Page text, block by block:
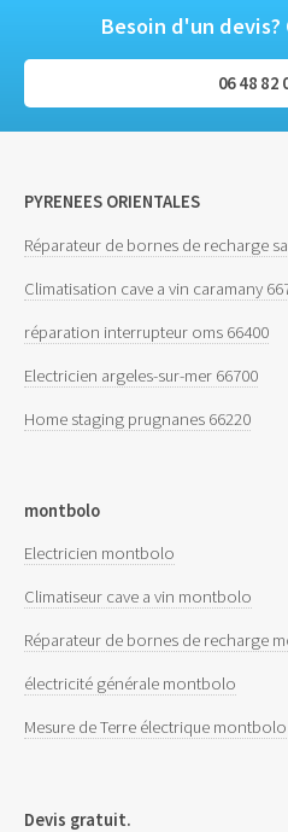
Besoin d'un
06 48 82
PYRENEES ORIENTALES
Réparateur de bornes de recharge
Climatisation cave a vin caramany
réparation interrupteur oms 66400
Electricien argeles-sur-mer 66700
Home staging prugnanes 66220
montbolo
Electricien montbolo
Climatiseur cave a vin montbolo
Réparateur de bornes de recharge
électricité générale montbolo
Mesure de Terre électrique montbolo
Devis gratuit.